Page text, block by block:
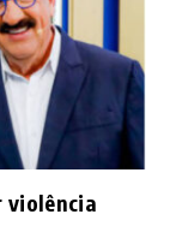
violência